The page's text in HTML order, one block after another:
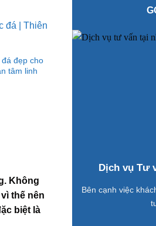
đẹp cho
tâm linh
Không
thế nên
biệt là
Dịch vụ Tư
Bên cạnh việc